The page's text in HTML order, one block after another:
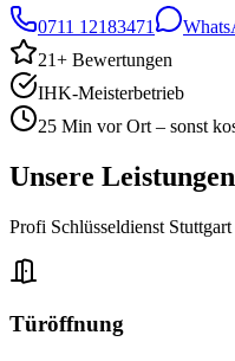
0711 12183471
21+ Bewertungen
IHK-Meisterbetrieb
25 Min vor Ort – sonst
Unsere
Profi Schlüsseldienst
Türöffnung